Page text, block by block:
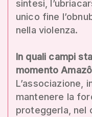
sintesi,
unico fine
nella violenza.
In quali campi
momento
L’associazione,
mantenere la
proteggerla, nel